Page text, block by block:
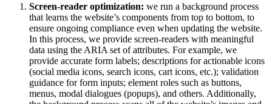
Screen-reader optimization: we run a background process
that learns the website’s components from top to bottom, to
ensure ongoing compliance even when updating the website.
In this process, we provide screen-readers with meaningful
data using the ARIA set of attributes. For example, we
provide accurate form labels; descriptions for actionable icons
(social media icons, search icons, cart icons, etc.); validation
guidance for form inputs; element roles such as buttons,
menus, modal dialogues (popups), and others. Additionally,